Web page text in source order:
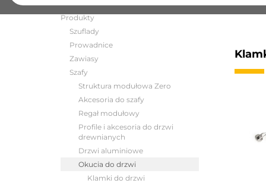
Produkty
Szuflady
Prowadnice
Zawiasy
Szafy
Struktura modułowa Zero
Akcesoria do szafy
Regał modułowy
Profile i akcesoria do drzwi
drewnianych
Drzwi aluminiowe
Okucia do drzwi
Klamki do drzwi